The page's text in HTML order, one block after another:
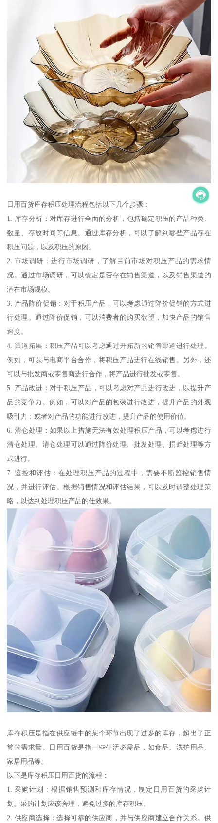
日用百货库存积压处理流程包括以下几个步骤：
1. 库存分析：对库存进行全面的分析，包括确定积压的产品种类、
数量、存放时间等信息。通过库存分析，可以了解到哪些产品存在
积压问题，以及积压的原因。
2. 市场调研：进行市场调研，了解目前市场对积压产品的需求情
况。通过市场调研，可以确定是否存在销售渠道，以及销售渠道的
潜在市场规模。
3. 产品降价促销：对于积压产品，可以考虑通过降价促销的方式进
行处理。通过降价促销，可以消费者的购买欲望，加快产品的销售
速度。
4. 渠道拓展：积压产品可以考虑通过开拓新的销售渠道进行处理。
例如，可以与电商平台合作，将积压产品进行在线销售。另外，还
可以与批发商或零售商进行合作，将产品进行批发或零售。
5. 产品改进：对于积压产品，可以考虑对产品进行改进，以提升产
品的竞争力。例如，可以对产品的包装进行改进，提升产品的外观
吸引力；或者对产品的功能进行改进，提升产品的使用价值。
6. 清仓处理：如果以上措施无法有效处理积压产品，可以考虑进行
清仓处理。清仓处理可以通过降价处理、批发处理、捐赠处理等方
式进行。
7. 监控和评估：在处理积压产品的过程中，需要不断监控销售情
况，并进行评估。根据销售情况和评估结果，可以及时调整处理策
略，以达到处理积压产品的佳效果。
库存积压是指在供应链中的某个环节出现了过多的库存，超出了正
常的需求量。日用百货是指一些生活必需品，如食品、洗护用品、
家居用品等。
以下是库存积压日用百货的流程：
1. 采购计划：根据销售预测和库存情况，制定日用百货的采购计
划。采购计划应该合理，避免过多的库存积压。
2. 供应商选择：选择可靠的供应商，并与供应商建立合作关系。供